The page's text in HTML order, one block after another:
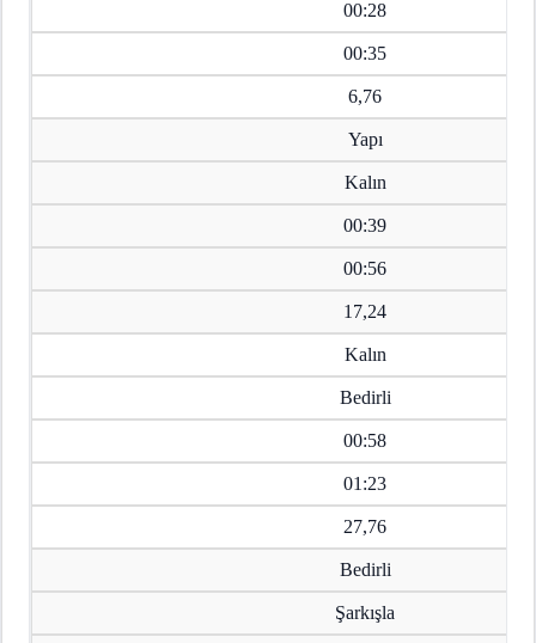
00:28
00:35
6,76
Yapı
Kalın
00:39
00:56
17,24
Kalın
Bedirli
00:58
01:23
27,76
Bedirli
Şarkışla